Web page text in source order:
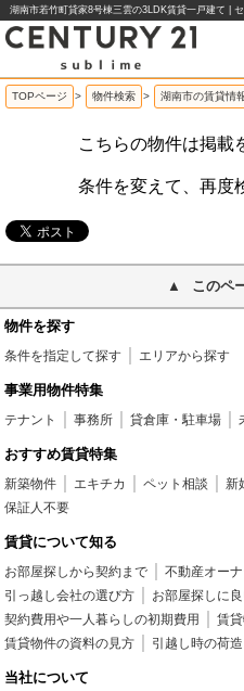
湖南市若竹町貸家8号棟三雲の3LDK賃貸一戸建て |
TOPページ > 物件検索 > 湖南市の賃貸情
こちらの物件は掲載
条件を変えて、再度
このペ
物件を探す
条件を指定して探す エリアから探す
事業用物件特集
テナント 事務所 貸倉庫・駐車場
おすすめ賃貸特集
新築物件 エキチカ ペット相談 新
保証人不要
賃貸について知る
お部屋探しから契約まで 不動産オー
引っ越し会社の選び方
お部屋探しに
契約費用や一人暮らしの初期費用
賃
賃貸物件の資料の見方
引越し時の荷
当社について